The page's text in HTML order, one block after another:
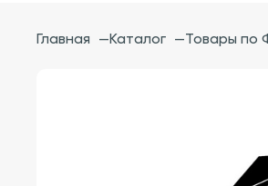
Главная —Каталог —Товары по